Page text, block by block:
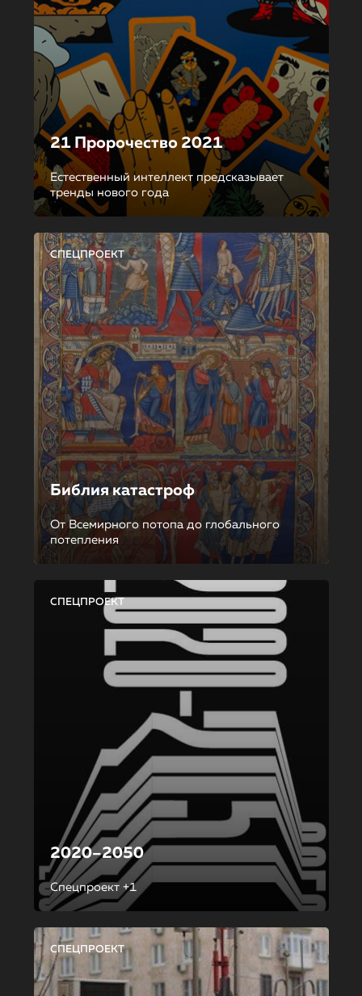
21 Пророчество 2021
Естественный интеллект предсказывает
тренды нового года
СПЕЦПРОЕКТ
Библия катастроф
От Всемирного потопа до глобального
потепления
СПЕЦПРОЕКТ
2020–2050
Спецпроект +1
СПЕЦПРОЕКТ